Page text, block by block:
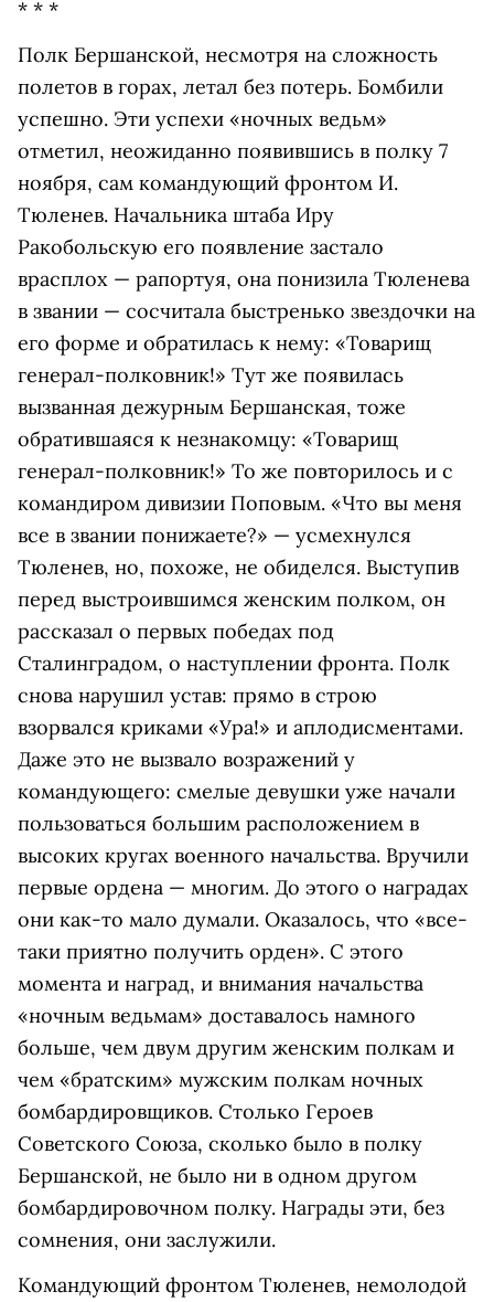
* * *
Полк Бершанской, несмотря на сложность
полетов в горах, летал без потерь. Бомбили
успешно. Эти успехи «ночных ведьм»
отметил, неожиданно появившись в полку 7
ноября, сам командующий фронтом И.
Тюленев. Начальника штаба Иру
Ракобольскую его появление застало
врасплох — рапортуя, она понизила Тюленева
в звании — сосчитала быстренько звездочки на
его форме и обратилась к нему: «Товарищ
генерал-полковник!» Тут же появилась
вызванная дежурным Бершанская, тоже
обратившаяся к незнакомцу: «Товарищ
генерал-полковник!» То же повторилось и с
командиром дивизии Поповым. «Что вы меня
все в звании понижаете?» — усмехнулся
Тюленев, но, похоже, не обиделся. Выступив
перед выстроившимся женским полком, он
рассказал о первых победах под
Сталинградом, о наступлении фронта. Полк
снова нарушил устав: прямо в строю
взорвался криками «Ура!» и аплодисментами.
Даже это не вызвало возражений у
командующего: смелые девушки уже начали
пользоваться большим расположением в
высоких кругах военного начальства. Вручили
первые ордена — многим. До этого о наградах
они как-то мало думали. Оказалось, что «все-
таки приятно получить орден». С этого
момента и наград, и внимания начальства
«ночным ведьмам» доставалось намного
больше, чем двум другим женским полкам и
чем «братским» мужским полкам ночных
бомбардировщиков. Столько Героев
Советского Союза, сколько было в полку
Бершанской, не было ни в одном другом
бомбардировочном полку. Награды эти, без
сомнения, они заслужили.
Командующий фронтом Тюленев, немолодой